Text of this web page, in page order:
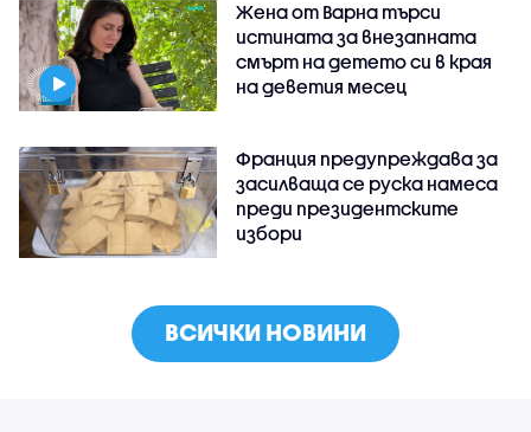
Жена от Варна търси
истината за внезапната
смърт на детето си в края
на деветия месец
Франция предупреждава за
засилваща се руска намеса
преди президентските
избори
ВСИЧКИ НОВИНИ